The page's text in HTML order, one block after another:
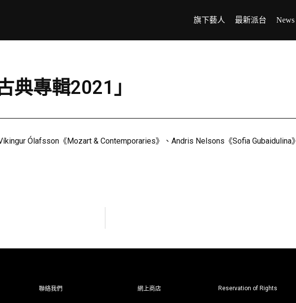
旗下藝人 最新派台 News
典專輯2021」
Ólafsson《Mozart & Contemporaries》、Andris Nelsons《Sofia
聯絡我們 網上商店 Reservation of Rights